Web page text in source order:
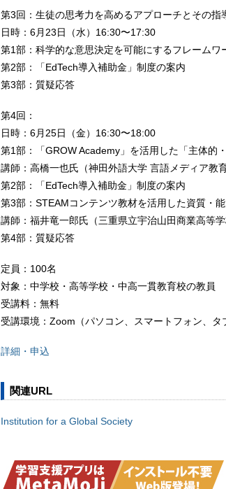
第3回：生徒の思考力を高めるアプローチとその指
日時：6月23日（水）16:30〜17:30
第1部：科学的な意思決定を可能にするフレームワ
第2部：「EdTech導入補助金」制度の案内
第3部：質疑応答
第4回：
日時：6月25日（金）16:30〜18:00
第1部：「GROW Academy」を活用した「主体的
講師：高橋一也氏（神田外語大学 言語メディア教
第2部：「EdTech導入補助金」制度の案内
第3部：STEAMコンテンツ教材を活用した資質・
講師：福井竜一郎氏（三重県立宇治山田商業高等学
第4部：質疑応答
定員：100名
対象：中学校・高等学校・中高一貫教育校の教員
受講料：無料
受講環境：Zoom（パソコン、スマートフォン、タ
詳細・申込
関連URL
Institution for a Global Society